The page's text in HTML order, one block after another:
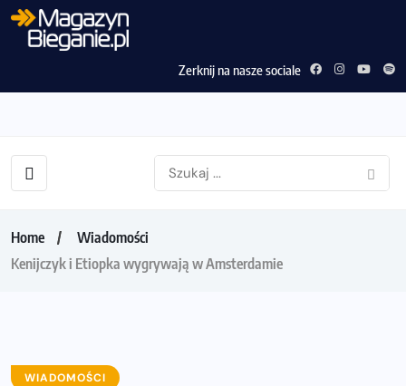
Zerknij na nasze sociale
Home
Wiadomości
Kenijczyk i Etiopka wygrywają w Amsterdamie
WIADOMOŚCI